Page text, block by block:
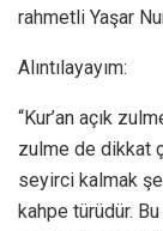
rahmetli Yaşar
Alıntılayayım:
“Kur’an açık
zulme de dikkat
seyirci kalmak
kahpe türüdür.